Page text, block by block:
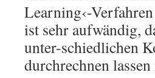
Learning‹-
ist sehr aufwändig,
unter-schiedlichen
durchrechnen